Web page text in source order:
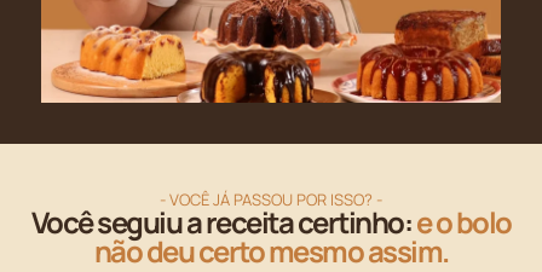
- VOCÊ JÁ PASSOU POR ISSO? -
Você seguiu a receita certinho:e o bolo
não deu certo mesmo assim.